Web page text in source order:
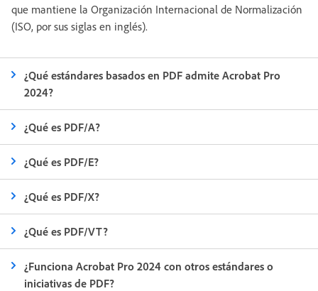
que mantiene la Organización Internacional de Normalización
(ISO, por sus siglas en inglés).
¿Qué estándares basados en PDF admite Acrobat Pro
2024?
¿Qué es PDF/A?
¿Qué es PDF/E?
¿Qué es PDF/X?
¿Qué es PDF/VT?
¿Funciona Acrobat Pro 2024 con otros estándares o
iniciativas de PDF?